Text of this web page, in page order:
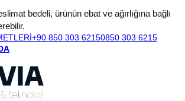
bedeli, ürünün ebat ve ağırlığına bağlı
+90 850 303 62150850 303 6215